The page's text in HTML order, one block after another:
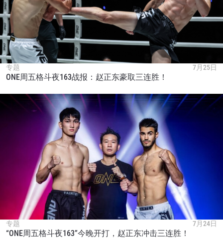
专题 7月25日
ONE周五格斗夜163战报：赵正东豪取三连胜！
专题 7月24日
“ONE周五格斗夜163”今晚开打，赵正东冲击三连胜！